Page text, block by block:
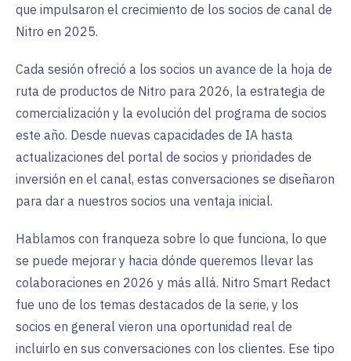
que impulsaron el crecimiento de los socios de canal de
Nitro en 2025.
Cada sesión ofreció a los socios un avance de la hoja de
ruta de productos de Nitro para 2026, la estrategia de
comercialización y la evolución del programa de socios
este año. Desde nuevas capacidades de IA hasta
actualizaciones del portal de socios y prioridades de
inversión en el canal, estas conversaciones se diseñaron
para dar a nuestros socios una ventaja inicial.
Hablamos con franqueza sobre lo que funciona, lo que
se puede mejorar y hacia dónde queremos llevar las
colaboraciones en 2026 y más allá. Nitro Smart Redact
fue uno de los temas destacados de la serie, y los
socios en general vieron una oportunidad real de
incluirlo en sus conversaciones con los clientes. Ese tipo